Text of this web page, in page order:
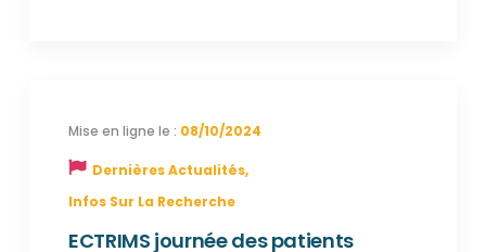
08/10/2024
Dernières Actualités,
Infos Sur La Recherche
ECTRIMS journée des patients